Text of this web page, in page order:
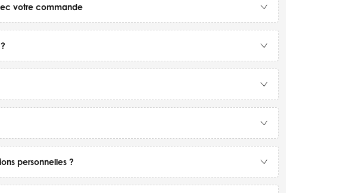
votre commande
personnelles ?